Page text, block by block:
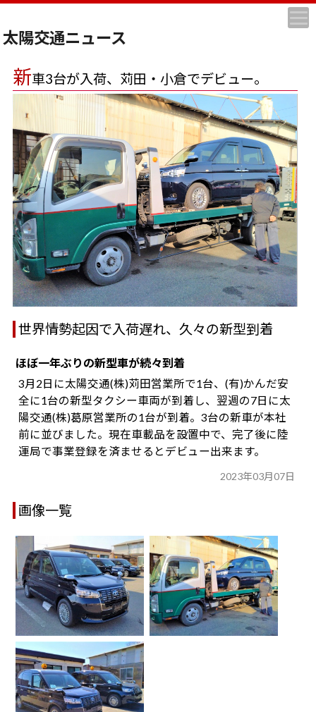
太陽交通ニュース
新車3台が入荷、苅田・小倉でデビュー。
世界情勢起因で入荷遅れ、久々の新型到着
ほぼ一年ぶりの新型車が続々到着
3月2日に太陽交通(株)苅田営業所で1台、(有)かんだ安
全に1台の新型タクシー車両が到着し、翌週の7日に太
陽交通(株)葛原営業所の1台が到着。3台の新車が本社
前に並びました。現在車載品を設置中で、完了後に陸
運局で事業登録を済ませるとデビュー出来ます。
2023年03月07日
画像一覧